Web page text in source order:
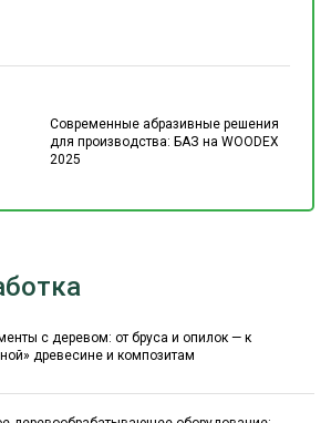
Современные абразивные решения
для производства: БАЗ на WOODEX
2025
с деревом: от бруса и опилок — к
древесине и композитам